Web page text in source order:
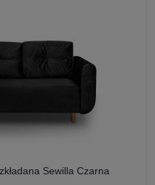
Sewilla Czarna